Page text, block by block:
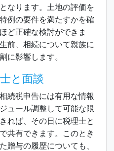
なります。土地の評価を
例の要件を満たすかを確
ど正確な検討ができま
前、相続について親族に
に影響します。
と面談
続税申告には有用な情報
ュール調整して可能な限
れば、その日に税理士と
共有できます。このとき
贈与の履歴についても、